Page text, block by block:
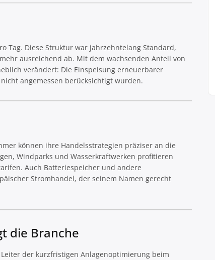
Tag. Diese Struktur war jahrzehntelang Standard,
ausreichend ab. Mit dem wachsenden Anteil von
verändert: Die Einspeisung erneuerbarer
angemessen berücksichtigt wurden.
können ihre Handelsstrategien präziser an die
Windparks und Wasserkraftwerken profitieren
Auch Batteriespeicher und andere
Stromhandel, der seinem Namen gerecht
die Branche
der kurzfristigen Anlagenoptimierung beim